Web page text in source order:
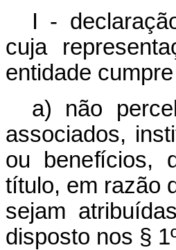
I -
cuja
entidade
a) não
associados,
ou benefícios,
título, em razão
sejam
disposto nos §